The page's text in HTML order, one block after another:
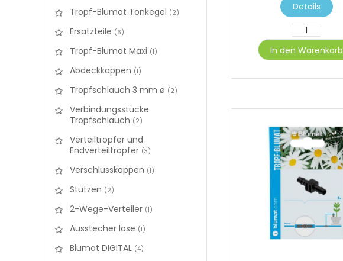
Details
In den Warenkorb
Tropf-Blumat Tonkegel 2items
Ersatzteile 6items
Tropf-Blumat Maxi 1items
Abdeckkappen 1items
Tropfschlauch 3 mm ø 2items
Verbindungsstücke
Tropfschlauch
2items
Verteiltropfer und
Endverteiltropfer 3items
Verschlusskappen 1items
Stützen 2items
2-Wege-Verteiler 1items
Ausstecher lose 1items
Blumat DIGITAL 4items